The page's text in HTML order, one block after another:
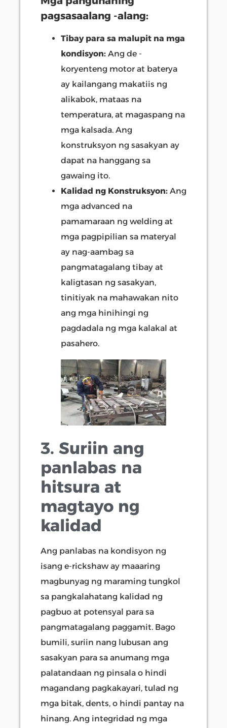
pagsasaalang -alang:
Tibay para sa malupit na mga
kondisyon: Ang de -
koryenteng motor at baterya
ay kailangang makatiis ng
alikabok, mataas na
temperatura, at magaspang na
mga kalsada. Ang
konstruksyon ng sasakyan ay
dapat na hanggang sa
gawaing ito.
Kalidad ng Konstruksyon: Ang
mga advanced na
pamamaraan ng welding at
mga pagpipilian sa materyal
ay nag-aambag sa
pangmatagalang tibay at
kaligtasan ng sasakyan,
tinitiyak na mahawakan nito
ang mga hinihingi ng
pagdadala ng mga kalakal at
pasahero.
3. Suriin ang
panlabas na
hitsura at
magtayo ng
kalidad
Ang panlabas na kondisyon ng
isang e-rickshaw ay maaaring
magbunyag ng maraming tungkol
sa pangkalahatang kalidad ng
pagbuo at potensyal para sa
pangmatagalang paggamit. Bago
bumili, suriin nang lubusan ang
sasakyan para sa anumang mga
palatandaan ng pinsala o hindi
magandang pagkakayari, tulad ng
mga bitak, dents, o hindi pantay na
hinang. Ang integridad ng mga